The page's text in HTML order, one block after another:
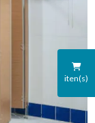
iten(s)